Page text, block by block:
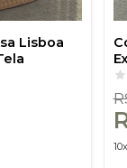
Lisboa
Claro